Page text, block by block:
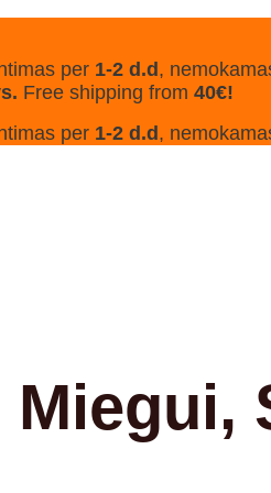
per 1-2 d.d ,
Free shipping from 40€!
per 1-2 d.d ,
Miegui,